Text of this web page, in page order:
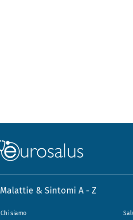
Malattie & Sintomi A - Z
Chi siamo